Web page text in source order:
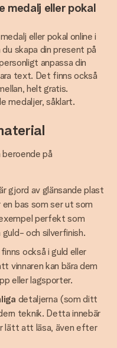
medalj eller pokal
eller pokal online i
skapa din present på
anpassa din
text. Det finns också
helt gratis.
medaljer, såklart.
på
gjord av glänsande plast
en bas som ser ut som
perfekt som
och silverfinish.
också i guld eller
vinnaren kan bära dem
eller lagsporter.
detaljerna (som ditt
teknik. Detta innebär
lätt att läsa, även efter